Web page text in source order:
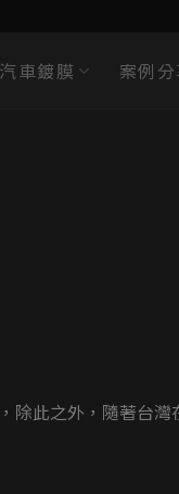
汽車鍍膜 案例分
裝置鍍膜
除此之外，隨著台